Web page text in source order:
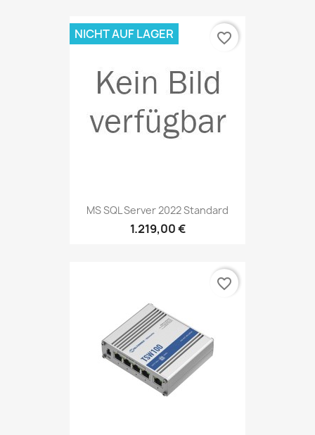
MS SQL Server 2022 Standard
1.219,00 €
NICHT AUF LAGER favorite_border
favorite_border